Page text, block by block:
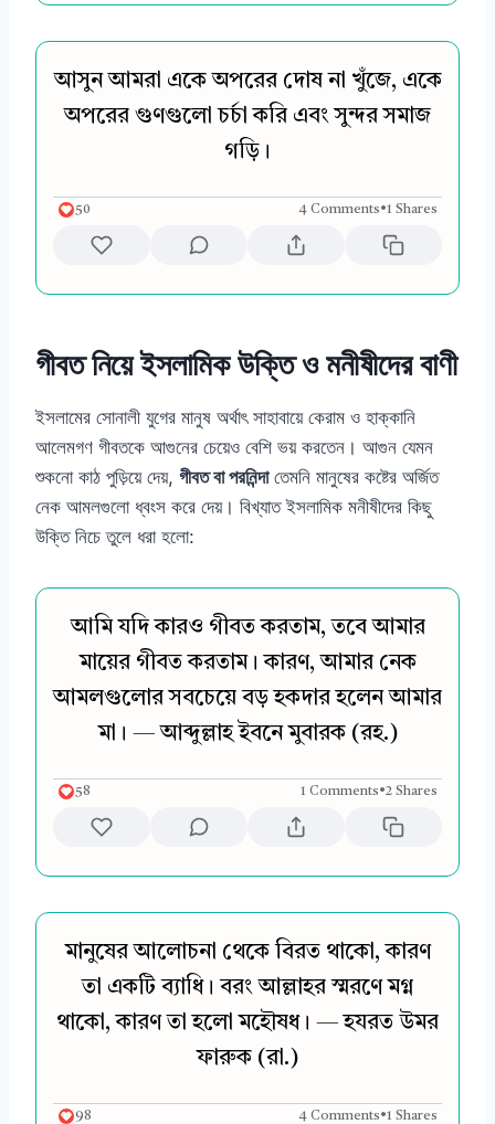
আসুন আমরা একে অপরের দোষ না খুঁজে, একে
অপরের গুণগুলো চর্চা করি এবং সুন্দর সমাজ
গড়ি।
50 4 Comments•1 Shares
গীবত নিয়ে ইসলামিক উক্তি ও মনীষীদের বাণী
ইসলামের সোনালী যুগের মানুষ অর্থাৎ সাহাবায়ে কেরাম ও হাক্কানি
আলেমগণ গীবতকে আগুনের চেয়েও বেশি ভয় করতেন। আগুন যেমন
শুকনো কাঠ পুড়িয়ে দেয়, গীবত বা পরনিন্দাতেমনি মানুষের কষ্টের অর্জিত
নেক আমলগুলো ধ্বংস করে দেয়। বিখ্যাত ইসলামিক মনীষীদের কিছু
উক্তি নিচে তুলে ধরা হলো:
আমি যদি কারও গীবত করতাম, তবে আমার
মায়ের গীবত করতাম। কারণ, আমার নেক
আমলগুলোর সবচেয়ে বড় হকদার হলেন আমার
মা। — আব্দুল্লাহ ইবনে মুবারক (রহ.)
58 1 Comments•2 Shares
মানুষের আলোচনা থেকে বিরত থাকো, কারণ
তা একটি ব্যাধি। বরং আল্লাহর স্মরণে মগ্ন
থাকো, কারণ তা হলো মহৌষধ। — হযরত উমর
ফারুক (রা.)
98 4 Comments•1 Shares